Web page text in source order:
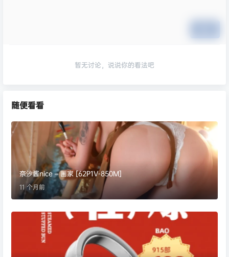
暂无讨论，说说你的看法吧
随便看看
奈汐酱nice – 画家 [62P1V-850M]
11 个月前